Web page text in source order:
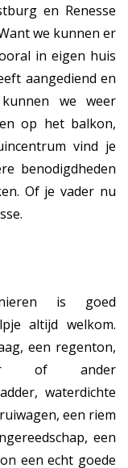
en Renesse
we kunnen er
in eigen huis
aangediend en
we weer
op het balkon,
vind je
benodigdheden
Of je vader nu
is goed
altijd welkom.
een regenton,
of ander
waterdichte
een riem
een
een echt goede